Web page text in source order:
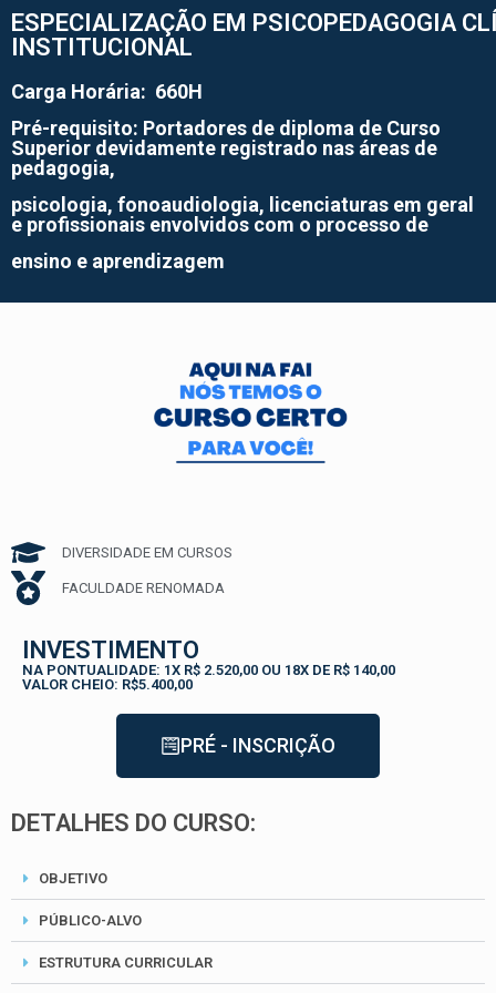
ESPECIALIZAÇÃO EM PSICOPEDAGOGIA
INSTITUCIONAL
Carga Horária: 660H
Pré-requisito: Portadores de diploma de Curso
Superior devidamente registrado nas áreas de
pedagogia,
psicologia, fonoaudiologia, licenciaturas em geral
e profissionais envolvidos com o processo de
ensino e aprendizagem
DIVERSIDADE EM CURSOS
FACULDADE RENOMADA
INVESTIMENTO
NA PONTUALIDADE: 1X R$ 2.520,00 OU 18X DE R$ 140,00
VALOR CHEIO: R$5.400,00
PRÉ - INSCRIÇÃO
DETALHES DO CURSO:
OBJETIVO
PÚBLICO-ALVO
ESTRUTURA CURRICULAR